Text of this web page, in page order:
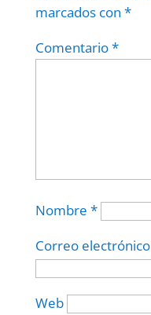
marcados con *
Comentario*
Nombre *
Correo electrónico
Web